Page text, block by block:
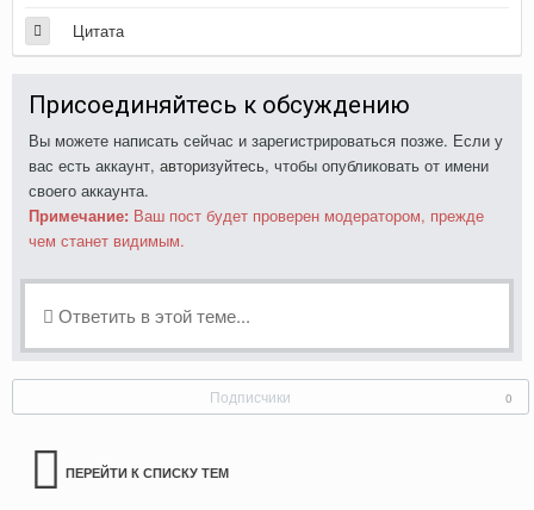
Цитата
Присоединяйтесь к обсуждению
Вы можете написать сейчас и зарегистрироваться позже. Если у
вас есть аккаунт, авторизуйтесь, чтобы опубликовать от имени
своего аккаунта.
Примечание: Ваш пост будет проверен модератором, прежде
чем станет видимым.
Ответить в этой теме...
Подписчики 0
ПЕРЕЙТИ К СПИСКУ ТЕМ